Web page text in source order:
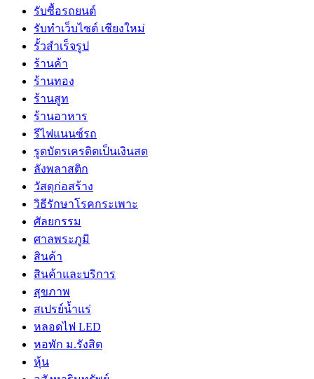
รับซื้อรถยนต์
รับทำเว็บไซต์ เชียงใหม่
รั้วสำเร็จรูป
ร้านค้า
ร้านทอง
ร้านสูท
ร้านอาหาร
รีไฟแนนซ์รถ
รูดบัตรเครดิตเป็นเงินสด
ลังพลาสติก
วัสดุก่อสร้าง
วิธีรักษาโรคกระเพาะ
ศัลยกรรม
ศาลพระภูมิ
สินค้า
สินค้าและบริการ
สุขภาพ
สเปรย์น้ำแร่
หลอดไฟ LED
หอพัก ม.รังสิต
หุ้น